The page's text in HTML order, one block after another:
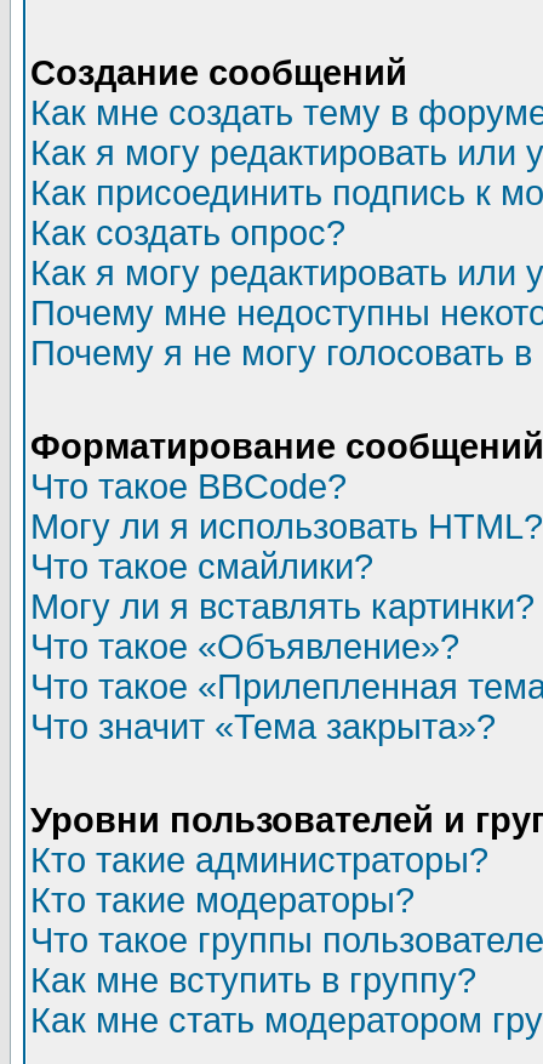
Создание сообщений
Как мне создать тему в
Как я могу редактировать или
Как присоединить подпись к
Как создать опрос?
Как я могу редактировать или
Почему мне недоступны
Почему я не могу голосовать
Форматирование
Что такое BBCode?
Могу ли я использовать HTML?
Что такое смайлики?
Могу ли я вставлять картинки?
Что такое «Объявление»?
Что такое «Прилепленная
Что значит «Тема закрыта»?
Уровни пользователей и
Кто такие администраторы?
Кто такие модераторы?
Что такое группы
Как мне вступить в группу?
Как мне стать модератором